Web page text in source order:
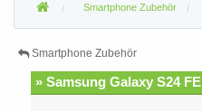
Smartphone Zubehör
Smartphone Zubehör
» Samsung Galaxy S24 FE